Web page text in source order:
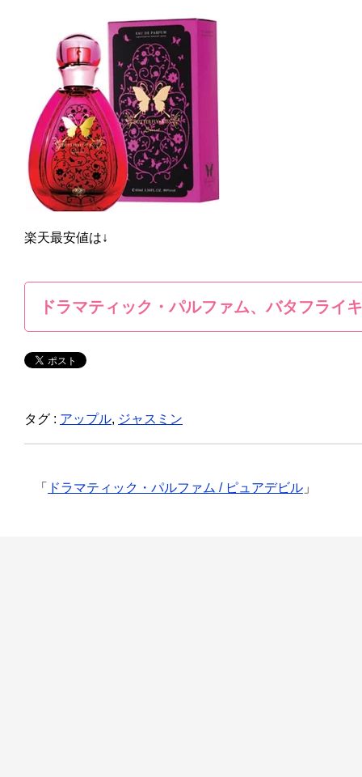
楽天最安値は↓
ドラマティック・パルファム、バタフライ
タグ : アップル, ジャスミン
「 ドラマティック・パルファム / ピュアデビル 」